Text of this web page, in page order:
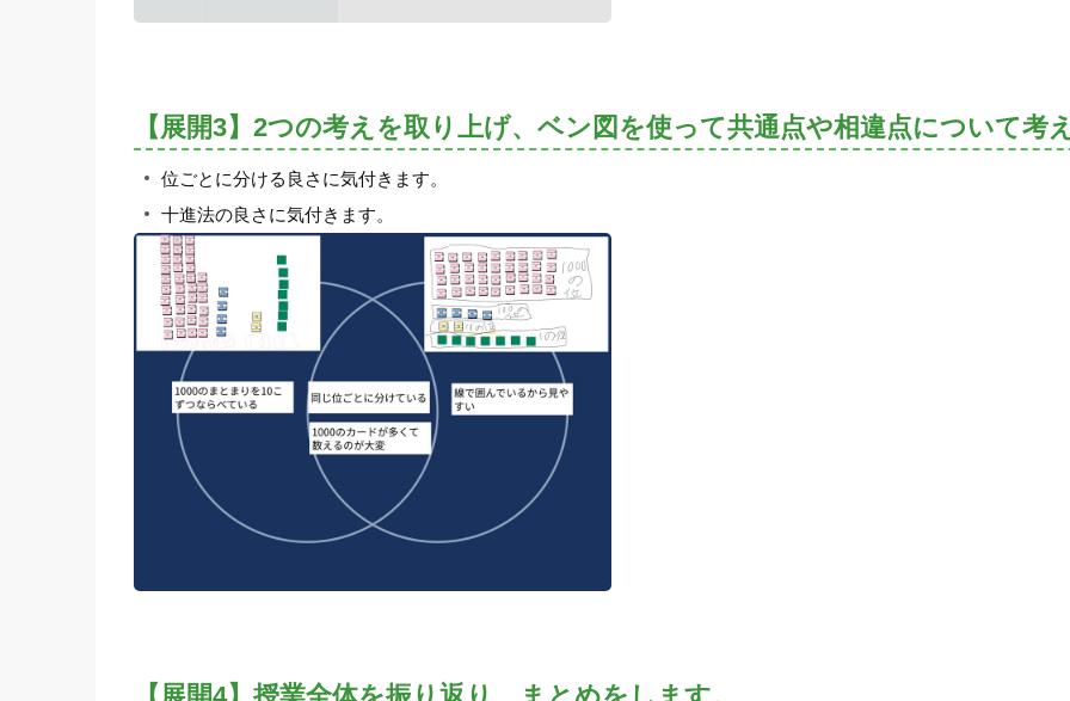
【展開3】2つの考えを取り上げ、ベン図を使って共通点や相違点について考
位ごとに分ける良さに気付きます。
十進法の良さに気付きます。